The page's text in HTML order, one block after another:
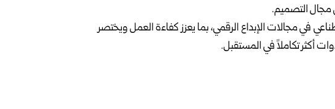
مجال التصميم.
في مجالات الإبداع الرقمي، بما يعزز كفاءة العمل ويختصر
أكثر تكاملاً في المستقبل.